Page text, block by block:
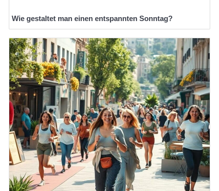
Wie gestaltet man einen entspannten Sonntag?